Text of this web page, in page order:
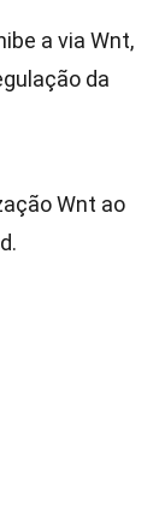
a via Wnt,
da
Wnt ao